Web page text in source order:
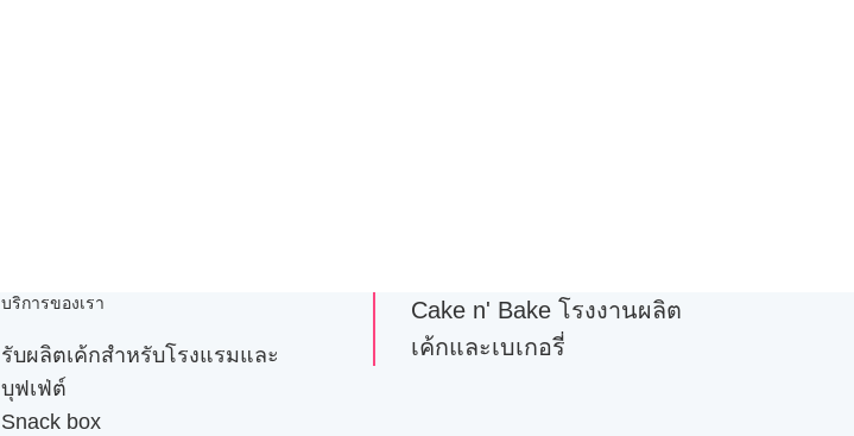
บริการของเรา
รับผลิตเค้กสำหรับโรงแรมและ
บุฟเฟ่ต์
Snack box
Cake n' Bake โรงงานผลิต
เค้กและเบเกอรี่